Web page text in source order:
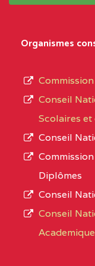
CENTRE
CENTRE
type
L’offre
de
Organismes
Conseil
Scolaires
Conseil
Diplômes
Conseil
Conseil